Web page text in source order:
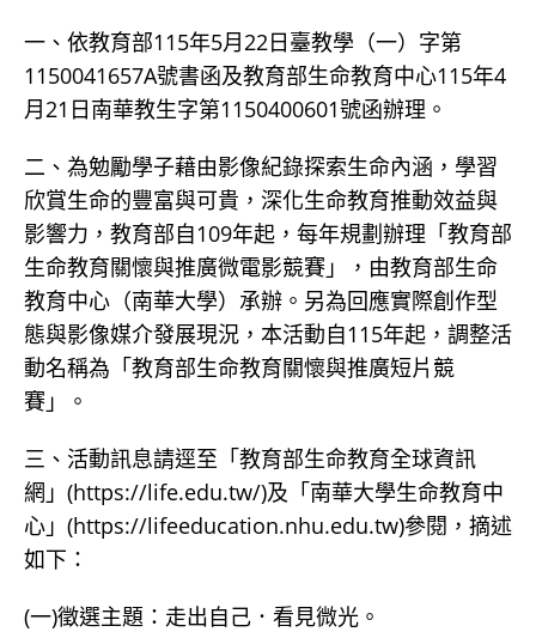
一、依教育部115年5月22日臺教學（一）字第
1150041657A號書函及教育部生命教育中心115年4
月21日南華教生字第1150400601號函辦理。
二、為勉勵學子藉由影像紀錄探索生命內涵，學習
欣賞生命的豐富與可貴，深化生命教育推動效益與
影響力，教育部自109年起，每年規劃辦理「教育部
生命教育關懷與推廣微電影競賽」，由教育部生命
教育中心（南華大學）承辦。另為回應實際創作型
態與影像媒介發展現況，本活動自115年起，調整活
動名稱為「教育部生命教育關懷與推廣短片競
賽」。
三、活動訊息請逕至「教育部生命教育全球資訊
網」(https://life.edu.tw/)及「南華大學生命教育中
心」(https://lifeeducation.nhu.edu.tw)參閱，摘述
如下：
(一)徵選主題：走出自己．看見微光。